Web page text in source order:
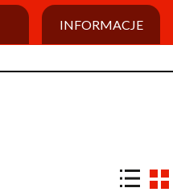
INFORMACJE